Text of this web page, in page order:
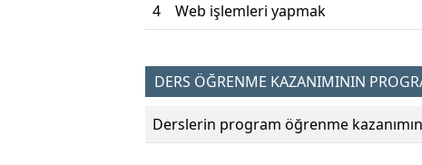
4
Web işlemleri yapmak
DERS ÖĞRENME KAZANIMININ
Derslerin program öğrenme